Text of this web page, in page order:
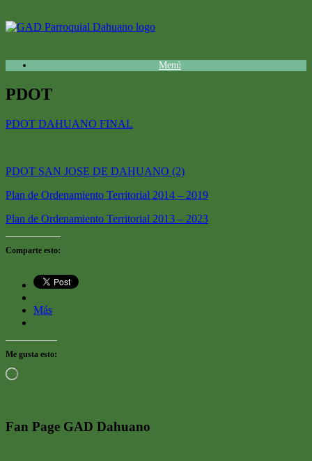
al
contenido
Menú
PDOT
PDOT DAHUANO FINAL
PDOT SAN JOSE DE DAHUANO (2)
Plan de Ordenamiento Territorial 2014 – 2019
Plan de Ordenamiento Territorial 2013 – 2023
Comparte esto:
Más
Me gusta esto:
Cargando...
Fan Page GAD Dahuano